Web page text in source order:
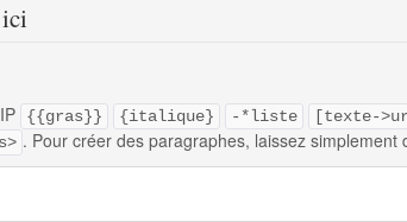
{{gras}} {italique} -*liste [texte-
. Pour créer des paragraphes, laissez simplement